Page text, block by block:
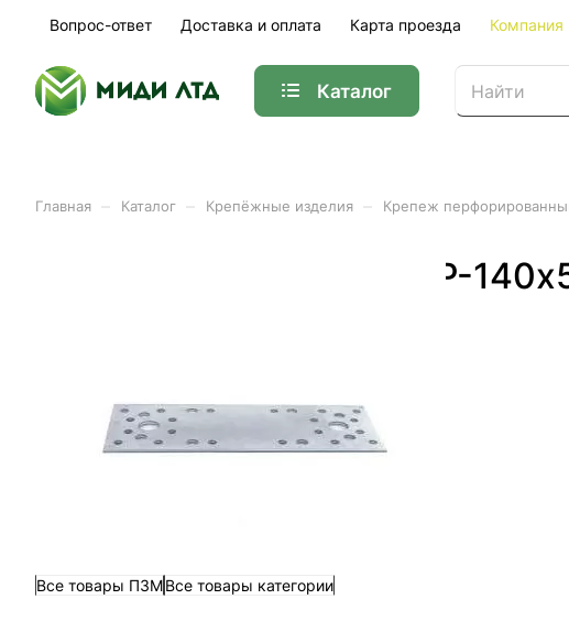
Вопрос-ответ Доставка и оплата Карта проезда Компания
Каталог
Главная Каталог Крепёжные изделия Крепеж
Крепежная пластина КР-
Все товары ПЗМВсе товары категории